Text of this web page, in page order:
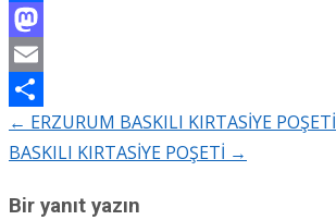
Facebook
Mastodon
Email
Share
Post
← ERZURUM BASKILI KIRTASİYE POŞETİ
BASKILI KIRTASİYE POŞETİ →
Bir yanıt yazın